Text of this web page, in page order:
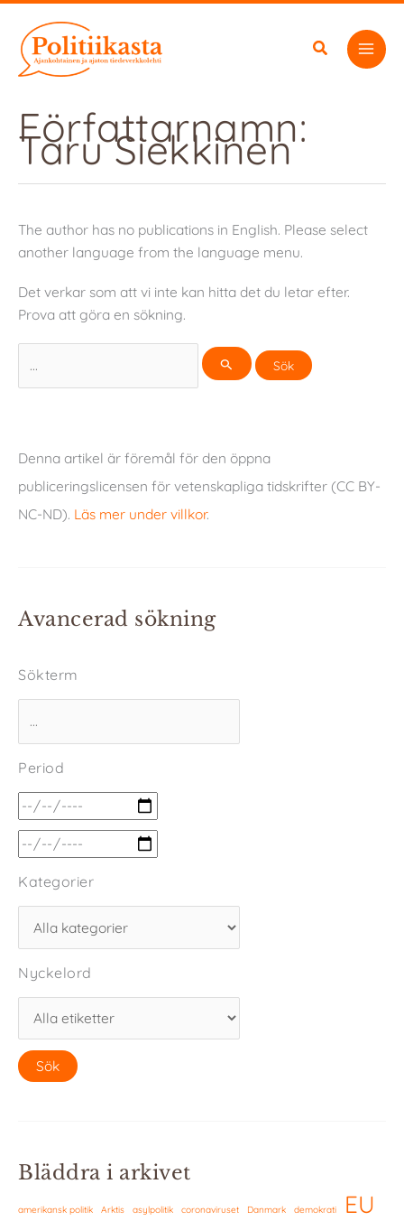
innehåll
Författarnamn:
Taru Siekkinen
The author has no publications in English. Please select
another language from the language menu.
Det verkar som att vi inte kan hitta det du letar efter.
Prova att göra en sökning.
efter:
Denna artikel är föremål för den öppna
publiceringslicensen för vetenskapliga tidskrifter (CC BY-
NC-ND). Läs mer under villkor.
Avancerad sökning
Sökterm
Period
Kategorier
Nyckelord
Bläddra i arkivet
amerikansk politik Arktis asylpolitik coronaviruset Danmark demokrati EU